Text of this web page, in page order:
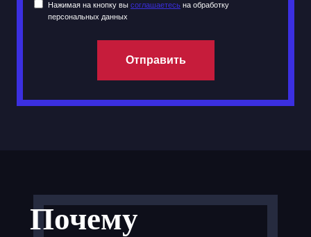
Нажимая на кнопку вы соглашаетесь на обработку
персональных данных
Отправить
Почему